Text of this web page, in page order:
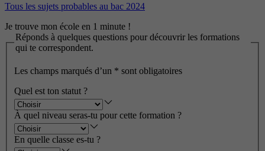
Tous les sujets probables au bac 2024
Je trouve mon école en 1 minute !
Réponds à quelques questions pour découvrir les formations
qui te correspondent.
Les champs marqués d’un * sont obligatoires
Quel est ton statut ?
À quel niveau seras-tu pour cette formation ?
En quelle classe es-tu ?